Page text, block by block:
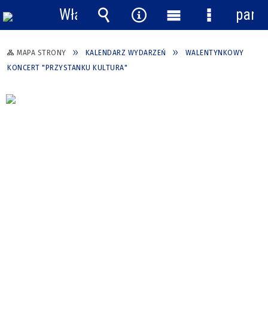
MAPA STRONY KALENDARZ WYDARZEŃ
WALENTYNKOWY
KONCERT "PRZYSTANKU KULTURA"
Włącz
powiadomienia
Wyszukiwarka
Narzędzia
Menu
główne
Menu
panel